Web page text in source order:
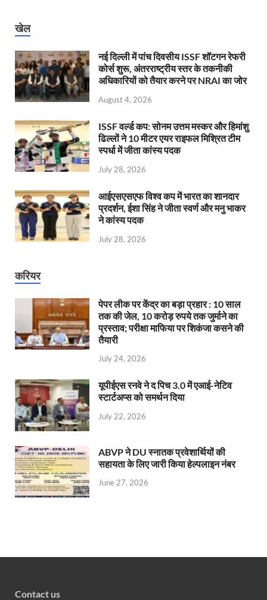
खेल
नई दिल्ली में पांच दिवसीय ISSF शॉटगन रेफरी
कोर्स शुरू, अंतरराष्ट्रीय स्तर के तकनीकी
अधिकारियों को तैयार करने पर NRAI का जोर
August 4, 2026
ISSF वर्ल्ड कप: सोनम उत्तम मस्कर और हिमांशु
ढिल्लों ने 10 मीटर एयर राइफल मिश्रित टीम
स्पर्धा में जीता कांस्य पदक
July 28, 2026
आईएसएसएफ विश्व कप में भारत का शानदार
प्रदर्शन, ईशा सिंह ने जीता स्वर्ण और मनु भाकर
ने कांस्य पदक
July 28, 2026
करियर
पेपर लीक पर केंद्र का बड़ा प्रहार : 10 साल
तक की जेल, 10 करोड़ रुपये तक जुर्माने का
प्रस्ताव; परीक्षा माफिया पर शिकंजा कसने की
तैयारी
July 24, 2026
यूपीईएस रनवे ने द पिच 3.0 में एआई-नेटिव
स्टार्टअप्स को समर्थन दिया
July 22, 2026
ABVP ने DU स्नातक प्रवेशार्थियों की
सहायता के लिए जारी किया हेल्पलाइन नंबर
June 27, 2026
Contact us